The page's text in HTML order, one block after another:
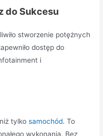
do Sukcesu
stworzenie potężnych
dostęp do
i
tylkosamochód. To
wykonania. Bez